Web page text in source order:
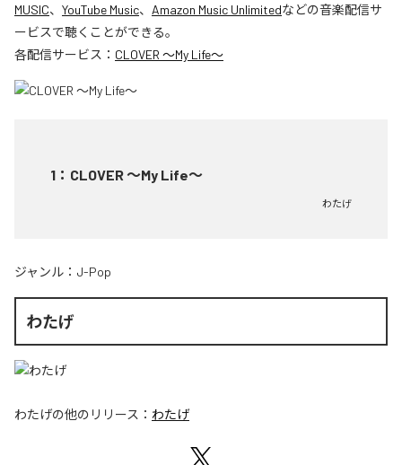
MUSIC、 YouTube Music、 Amazon Music Unlimitedなどの音楽配信サ
ービスで聴くことができる。
各配信サービス： CLOVER ～My Life～
1 ： CLOVER ～My Life～
わたげ
ジャンル： J-Pop
わたげ
わたげの他のリリース： わたげ